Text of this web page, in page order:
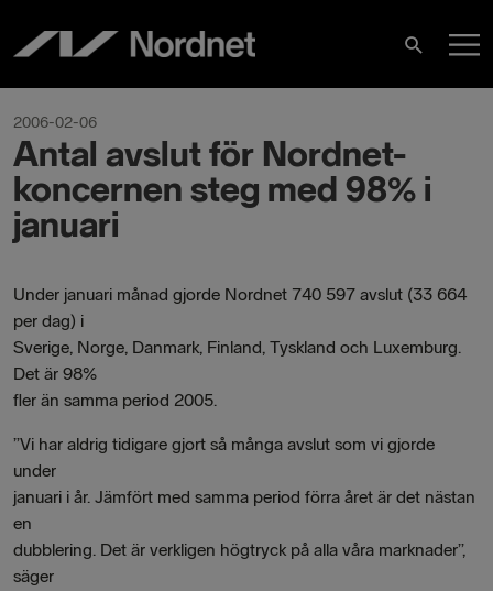
content
Search
2006-02-06
Antal avslut för Nordnet-
koncernen steg med 98% i
januari
Under januari månad gjorde Nordnet 740 597 avslut (33 664
per dag) i
Sverige, Norge, Danmark, Finland, Tyskland och Luxemburg.
Det är 98%
fler än samma period 2005.
”Vi har aldrig tidigare gjort så många avslut som vi gjorde
under
januari i år. Jämfört med samma period förra året är det nästan
en
dubblering. Det är verkligen högtryck på alla våra marknader”,
säger